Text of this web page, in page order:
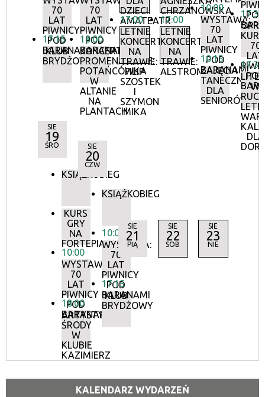
70
LAT
PIWNICY
POD
BARANAMI
17:15
KLUB
BRYDŻOWY
70
LAT
PIWNICY
POD
BARANAMI
18:00
KONCERTY
PROMENADOWE:
POTAŃCÓWKA
W
ALTANIE
NA
PLANTACH
DZIECI:
AMATEATR
17:00
LETNIE
KONCERTY
NA
TRAWIE:
FILIP
SZOSTEK
I
SZYMON
MIKA
CHRZANOWSKA
17:00
LETNIE
KONCERTY
NA
TRAWIE:
ALSTROMERIE
10:00
WYSTAWA:
70
LAT
PIWNICY
POD
BARANAMI
10:15
ZAJĘCIA
TANECZNE
DLA
SENIORÓW
POD
17:30
70
LAT
POD
17:30
W
DLA
SIE
19
ŚRO
KSIĄŻKOBIEG
KURS
GRY
NA
FORTEPIANIE
10:00
WYSTAWA:
70
LAT
PIWNICY
POD
BARANAMI
18:00
ARTYSTYCZNE
ŚRODY
W
KLUBIE
KAZIMIERZ
SIE
20
CZW
KSIĄŻKOBIEG
10:00
WYSTAWA:
70
LAT
PIWNICY
POD
BARANAMI
17:15
KLUB
BRYDŻOWY
SIE
21
PIĄ
SIE
22
SOB
SIE
23
NIE
KALENDARZ WYDARZEŃ